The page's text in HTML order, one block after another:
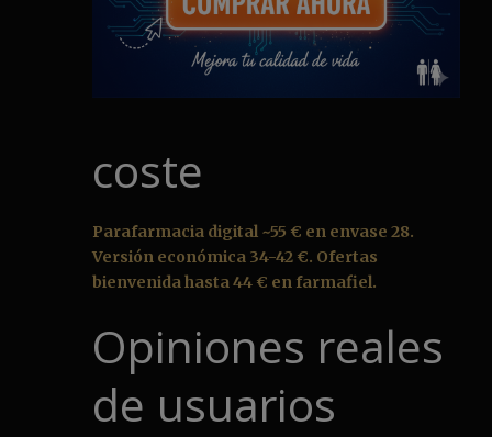
coste
Parafarmacia digital ~55 € en envase 28.
Versión económica 34-42 €. Ofertas
bienvenida hasta 44 € en farmafiel.
Opiniones reales
de usuarios